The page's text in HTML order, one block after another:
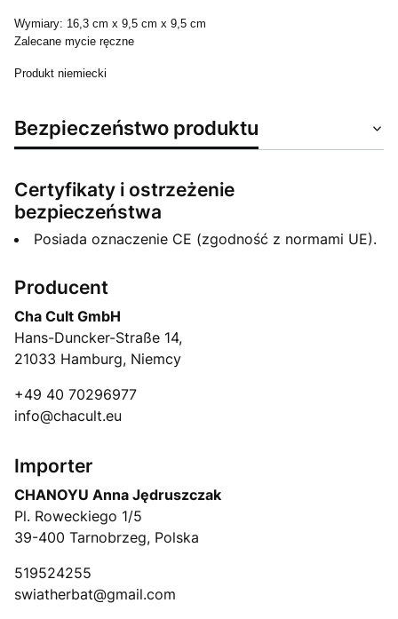
Wymiary: 16,3 cm x 9,5 cm x 9,5 cm
Zalecane mycie ręczne
Produkt niemiecki
Bezpieczeństwo produktu
Certyfikaty i ostrzeżenie
bezpieczeństwa
Posiada oznaczenie CE (zgodność z normami UE).
Producent
Cha Cult GmbH
Hans-Duncker-Straße 14,
21033 Hamburg, Niemcy
+49 40 70296977
info@chacult.eu
Importer
CHANOYU Anna Jędruszczak
Pl. Roweckiego 1/5
39-400 Tarnobrzeg, Polska
519524255
swiatherbat@gmail.com